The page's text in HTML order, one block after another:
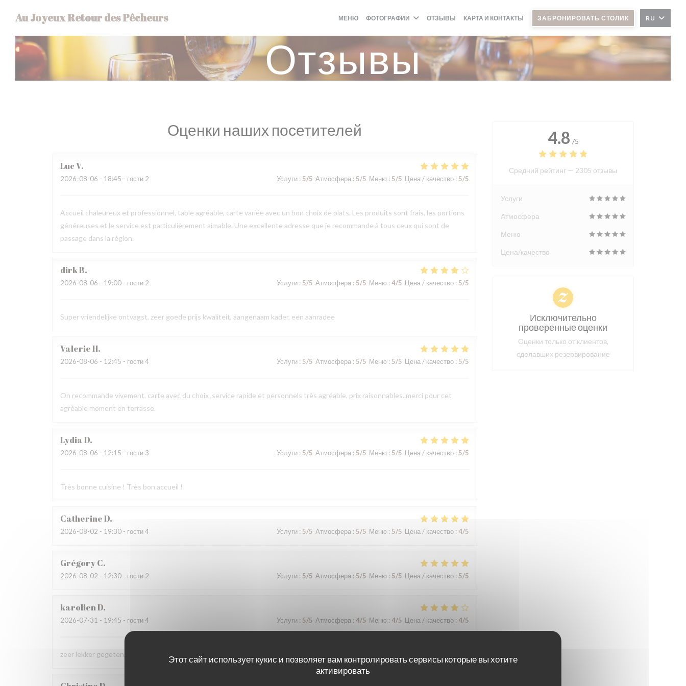
Этот сайт использует кукис и позволяет вам контролировать сервисы которые вы хотите
активировать
Au Joyeux Retour des Pêcheurs МЕНЮ ФОТОГРАФИИ ОТЗЫВЫ КАРТА И КОНТАКТЫ ЗАБРОНИРОВАТЬ СТОЛИК RU
Отзывы
Оценки наших посетителей
LucV
2026-08-06 - 18:45 - гости 2 Услуги: 5/5 Атмосфера : 5/5 Меню : 5/5 Цена / качество: 5/5
Accueil chaleureux et professionnel, table agréable, carte variée avec un bon choix de plats. Les produits sont frais, les portions
généreuses et le service est particulièrement aimable. Une excellente adresse que je recommande à tous ceux qui sont de
passage dans la région.
dirkB
2026-08-06 - 19:00 - гости 2 Услуги: 5/5 Атмосфера : 5/5 Меню : 4/5 Цена / качество: 5/5
Super vriendelijke ontvagst, zeer goede prijs kwaliteit, aangenaam kader, een aanradee
ValerieH
2026-08-06 - 12:45 - гости 4 Услуги: 5/5 Атмосфера : 5/5 Меню : 5/5 Цена / качество: 5/5
On recommande vivement, carte avec du choix ,service rapide et personnels très agréable, prix raisonnables..merci pour cet
agréable moment en terrasse.
LydiaD
2026-08-06 - 12:15 - гости 3 Услуги: 5/5 Атмосфера : 5/5 Меню : 5/5 Цена / качество: 5/5
Très bonne cuisine ! Très bon accueil !
CatherineD
2026-08-02 - 19:30 - гости 4 Услуги: 5/5 Атмосфера : 5/5 Меню : 5/5 Цена / качество: 4/5
GrégoryC
2026-08-02 - 12:30 - гости 2 Услуги: 5/5 Атмосфера : 5/5 Меню : 5/5 Цена / качество: 5/5
karolienD
2026-07-31 - 19:45 - гости 4 Услуги : 5/5 Атмосфера : 4/5 Меню : 4/5 Цена / качество: 4/5
zeer lekker gegeten, zeer vriendelijke bediening
4.8 /5
Средний рейтинг — 2305 отзывы
Услуги
Атмосфера
Меню
Цена/качество
Исключительно
проверенные оценки
Оценки только от клиентов,
сделавших резервирование